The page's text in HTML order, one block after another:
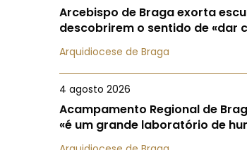
Arcebispo de Braga exorta
descobrirem o sentido de «dar
Arquidiocese de Braga
4 agosto 2026
Acampamento Regional de
«é um grande laboratório de